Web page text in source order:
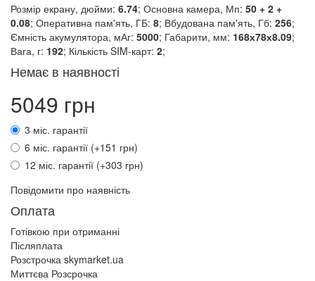
Розмір екрану, дюйми: 6.74; Основна камера, Мп: 50 + 2 +
0.08; Оперативна пам'ять, ГБ: 8; Вбудована пам'ять, Гб: 256;
Ємність акумулятора, мАг: 5000; Габарити, мм: 168х78х8.09;
Вага, г: 192; Кількість SIM-карт: 2;
Немає в наявності
5049 грн
3 міс. гарантії
6 міс. гарантії (+151 грн)
12 міс. гарантії (+303 грн)
Повідомити про наявність
Оплата
Готівкою при отриманні
Післяплата
Розстрочка skymarket.ua
Миттєва Розсрочка